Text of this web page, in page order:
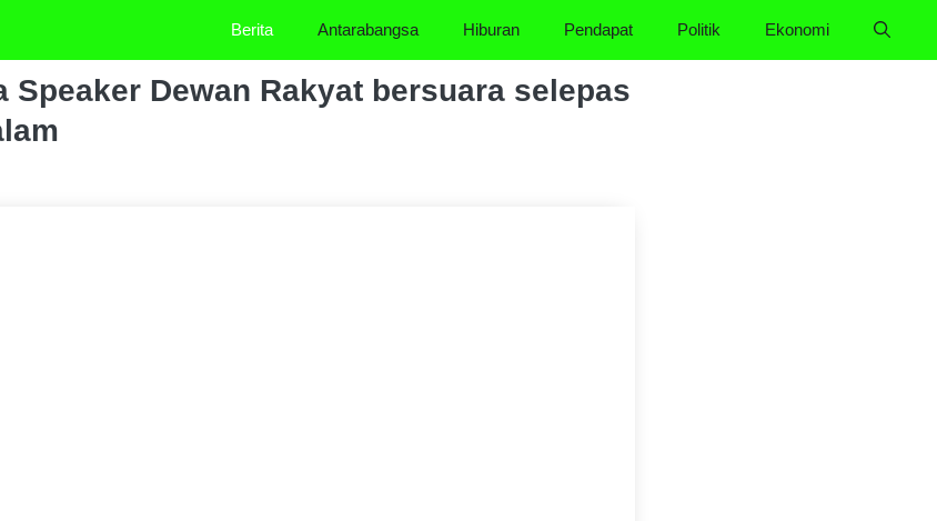
Berita Antarabangsa Hiburan Pendapat Politik Ekonomi
Speaker Dewan Rakyat bersuara selepas